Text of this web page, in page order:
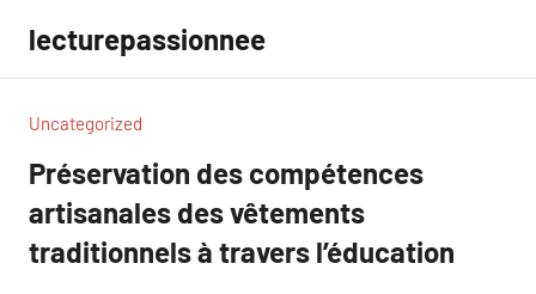
contenu
lecturepassionnee
Uncategorized
Préservation des compétences
artisanales des vêtements
traditionnels à travers l’éducation